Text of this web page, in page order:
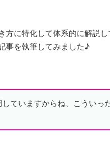
方に特化して体系的に解説
事を執筆してみました♪
ていますからね、こういっ